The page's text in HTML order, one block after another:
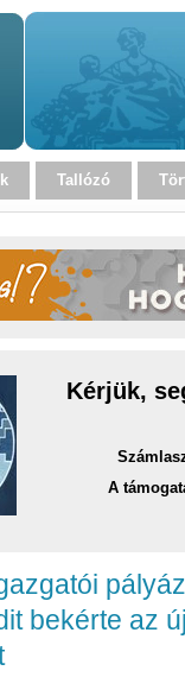
Tallózó
Kérjük,
A
bekérte az